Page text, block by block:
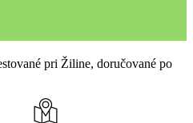
pri Žiline, doručované po